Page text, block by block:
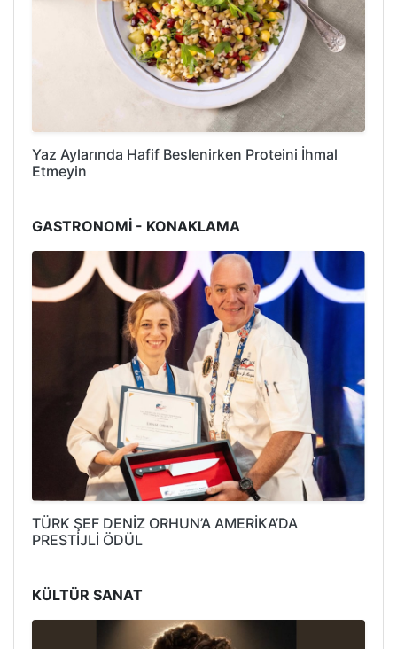
Yaz Aylarında Hafif Beslenirken Proteini İhmal
Etmeyin
GASTRONOMİ - KONAKLAMA
TÜRK ŞEF DENİZ ORHUN’A AMERİKA’DA
PRESTİJLİ ÖDÜL
KÜLTÜR SANAT